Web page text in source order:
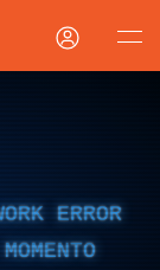
ERROR